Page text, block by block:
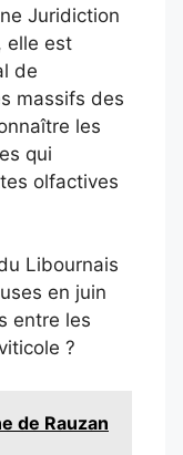
Juridiction
elle est
de
massifs des
les
qui
olfactives
Libournais
en juin
entre les
?
de Rauzan